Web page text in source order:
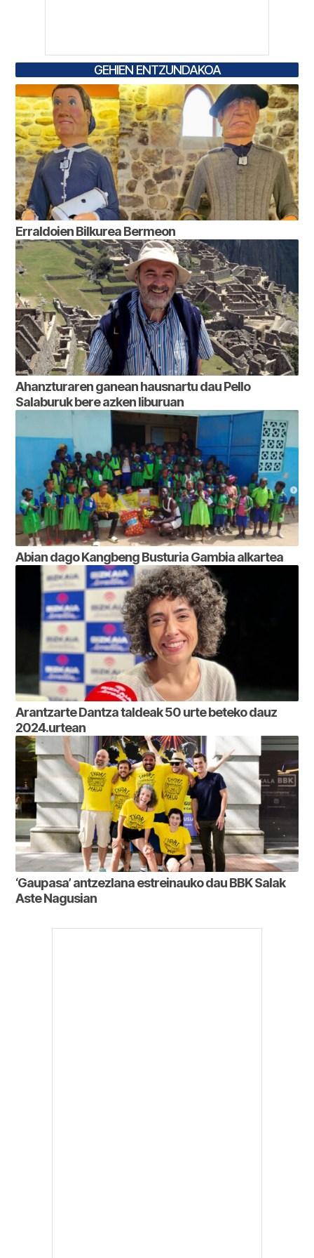
GEHIEN ENTZUNDAKOA
Erraldoien Bilkurea Bermeon
Ahanzturaren ganean hausnartu dau Pello
Salaburuk bere azken liburuan
Abian dago Kangbeng Busturia Gambia alkartea
Arantzarte Dantza taldeak 50 urte beteko dauz
2024.urtean
‘Gaupasa’ antzezlana estreinauko dau BBK Salak
Aste Nagusian